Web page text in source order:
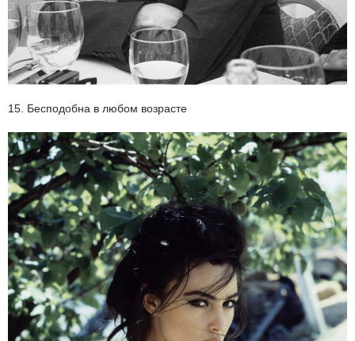
15. Бесподобна в любом возрасте